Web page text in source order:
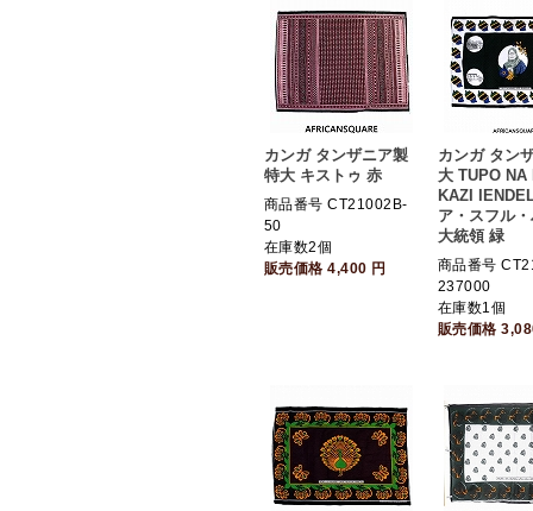
カンガ タンザニア製
特大 キストゥ 赤
商品番号 CT21002B-
50
在庫数2個
販売価格4,400 円
カンガ タン
大 TUPO NA
KAZI
ア・スフル
大統領 緑
商品番号
237000
在庫数1個
販売価格